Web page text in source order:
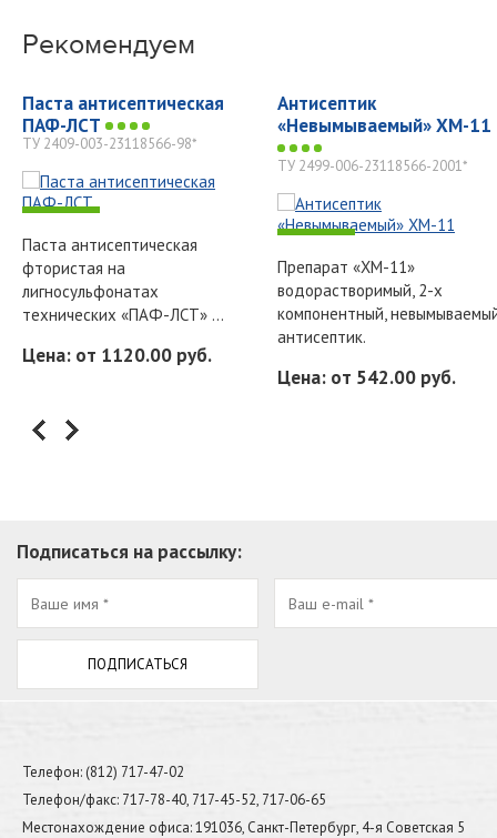
Рекомендуем
Паста антисептическая
ПАФ-ЛСТ
ТУ 2409-003-23118566-98*
Паста антисептическая
фтористая на
лигносульфонатах
технических «ПАФ-ЛСТ» ...
Цена: от 1120.00 руб.
Антисептик
«Невымываемый» ХМ-11
ТУ 2499-006-23118566-2001*
Препарат «ХМ-11»
водорастворимый, 2-х
компонентный,
антисептик.
Цена: от 542.00 руб.
Подписаться на рассылку:
Телефон: (812) 717-47-02
Телефон/факс: 717-78-40, 717-45-52, 717-06-65
Местонахождение офиса: 191036, Санкт-Петербург, 4-я Советская 5